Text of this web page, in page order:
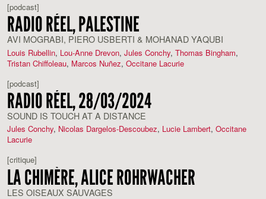
[podcast]
RADIO RÉEL, PALESTINE
AVI MOGRABI, PIERO USBERTI & MOHANAD YAQUBI
Louis Rubellin, Lou-Anne Drevon, Jules Conchy, Thomas Bingham,
Tristan Chiffoleau, Marcos Nuñez, Occitane Lacurie
[podcast]
RADIO RÉEL, 28/03/2024
SOUND IS TOUCH AT A DISTANCE
Jules Conchy, Nicolas Dargelos-Descoubez, Lucie Lambert, Occitane
Lacurie
[critique]
LA CHIMÈRE, ALICE ROHRWACHER
LES OISEAUX SAUVAGES